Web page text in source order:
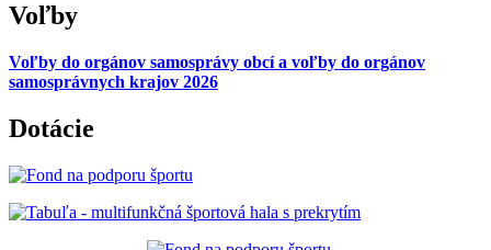
Voľby
Voľby do orgánov samosprávy obcí a voľby do orgánov
samosprávnych krajov 2026
Dotácie